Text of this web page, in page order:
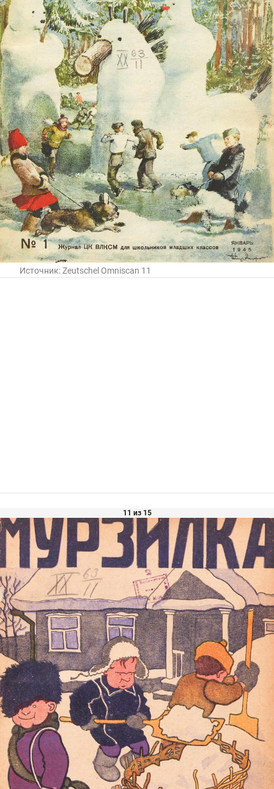
Источник:Zeutschel Omniscan 11
11 из 15